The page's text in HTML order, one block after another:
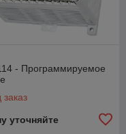
- Программируемое
заказ
уточняйте